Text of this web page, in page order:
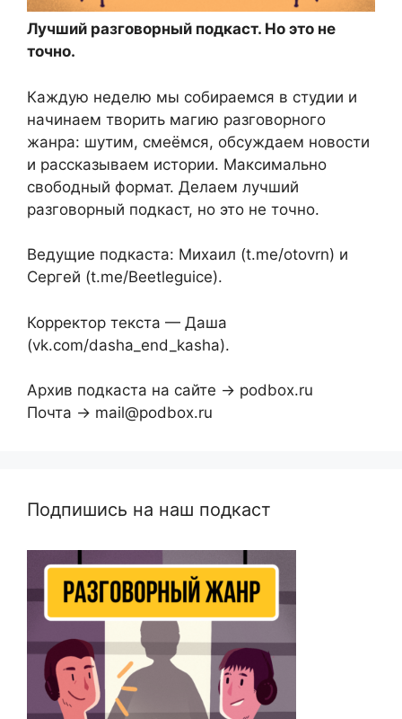
Лучший разговорный подкаст. Но это не
точно.
Каждую неделю мы собираемся в студии и
начинаем творить магию разговорного
жанра: шутим, смеёмся, обсуждаем новости
и рассказываем истории. Максимально
свободный формат. Делаем лучший
разговорный подкаст, но это не точно.
Ведущие подкаста: Михаил (t.me/otovrn) и
Сергей (t.me/Beetleguice).
Корректор текста — Даша
(vk.com/dasha_end_kasha).
Архив подкаста на сайте → podbox.ru
Почта → mail@podbox.ru
Подпишись на наш подкаст